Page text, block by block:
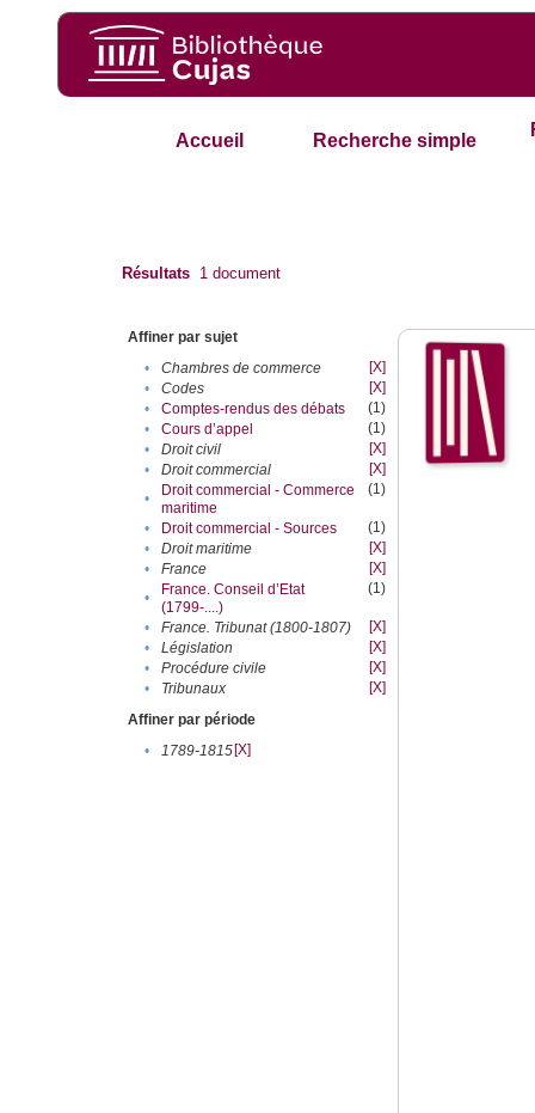
Accueil Recherche simple
Résultats 1 document
Affiner par sujet
•
Chambres de commerce
[X]
•
Codes
[X]
•
Comptes-rendus des débats
(1)
•
Cours d’appel
(1)
•
Droit civil
[X]
•
Droit commercial
[X]
•
Droit commercial - Commerce
maritime
(1)
• Droit commercial - Sources
(1)
•
Droit maritime
[X]
•
France
[X]
•
France. Conseil d’Etat
(1799-....)
(1)
• France. Tribunat (1800-1807)
[X]
•
Législation
[X]
•
Procédure civile
[X]
•
Tribunaux
[X]
Affiner par période
•
1789-1815[X]